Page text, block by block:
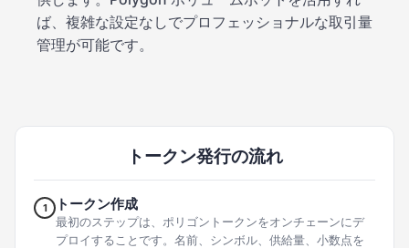
ば、複雑な設定なしでプロフェッショナルな取引量
管理が可能です。
トークン発行の流れ
1 トークン作成
最初のステップは、ポリゴントークンをオンチェーンにデ
プロイすることです。名前、シンボル、供給量、小数点を